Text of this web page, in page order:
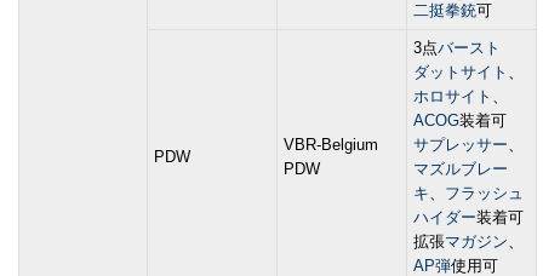
二挺拳銃可
PDW
VBR-Belgium
PDW
3点バースト
ダットサイト 、
ホロサイト 、
ACOG装着可
サプレッサー、
マズルブレー
キ、 フラッシュ
ハイダー装着可
拡張マガジン、
AP弾使用可